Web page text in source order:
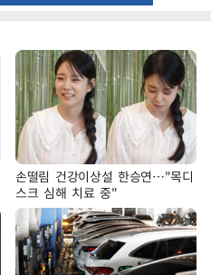
손떨림 건강이상설 한승연…"목디
스크 심해 치료 중"